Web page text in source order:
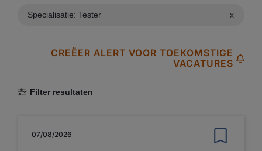
Specialisatie: Tester x
Filter resultaten
CREËER ALERT VOOR TOEKOMSTIGE
VACATURES
07/08/2026